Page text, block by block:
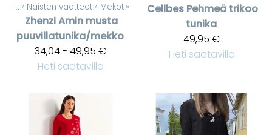
Tuotteet ‪» Naisten vaatteet ‪» Mekot ‪»
ZhenziAmin musta
puuvillatunika/mekko
34,04 - 49,95 €
Heti saatavilla
Cellbes Pehmeä trikoo
tunika
49,95 €
Heti saatavilla